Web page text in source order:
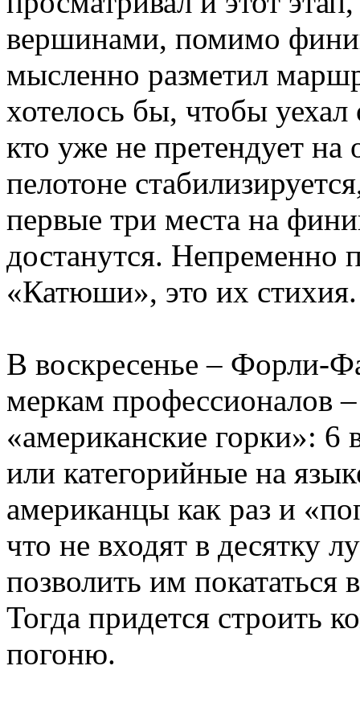
вершинами, помимо
мысленно разметил
хотелось бы, чтобы
кто уже не претендует
пелотоне
первые три места на
достанутся. Непременно
«Катюши», это их стихия.
В воскресенье – Форли-
меркам профессионалов
«американские горки»:
или категорийные на
американцы как раз и
что не входят в десятку
позволить им
Тогда придется строить
погоню.